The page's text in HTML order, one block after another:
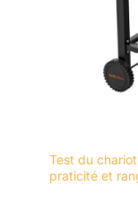
Test du
praticité et